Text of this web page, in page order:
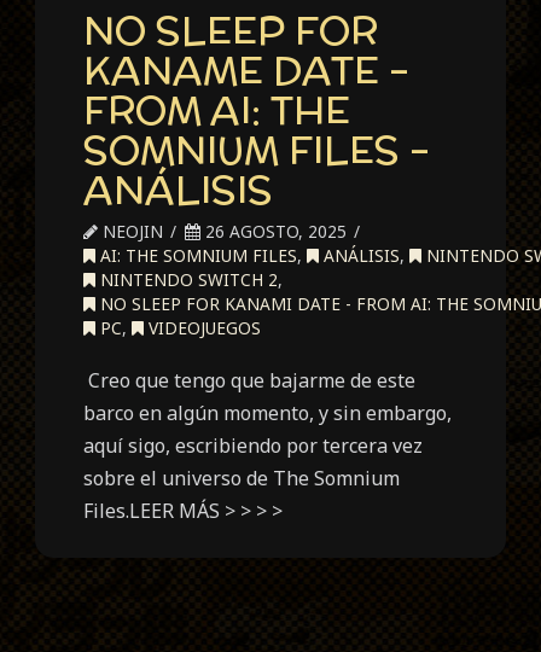
NO SLEEP FOR
KANAME DATE –
FROM AI: THE
SOMNIUM FILES –
ANÁLISIS
NEOJIN
26 AGOSTO, 2025
AI: THE SOMNIUM FILES, ANÁLISIS,
NINTENDO
NINTENDO SWITCH 2,
NO SLEEP FOR KANAMI DATE - FROM AI: THE
PC, VIDEOJUEGOS
Creo que tengo que bajarme de este
barco en algún momento, y sin embargo,
aquí sigo, escribiendo por tercera vez
sobre el universo de The Somnium
Files.LEER MÁS > > > >